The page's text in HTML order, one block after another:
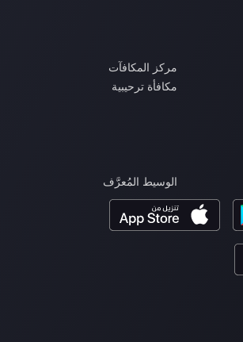
مركز المكافآت
مكافأة ترحيبية
الوسيط المُعرَّف